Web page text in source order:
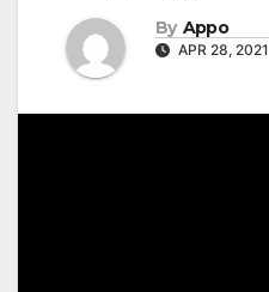
By Appo
APR 28, 2021